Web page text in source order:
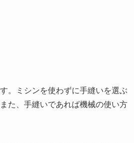
。ミシンを使わずに手縫いを選ぶ
た、手縫いであれば機械の使い方